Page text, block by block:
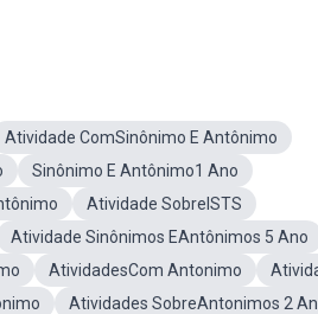
Atividade ComSinônimo E Antônimo
Sinônimo E Antônimo1 Ano
Atividade SobreISTS
Atividade Sinônimos EAntônimos 5 Ano
AtividadesCom Antonimo
Atividades SobreAntonimos 2